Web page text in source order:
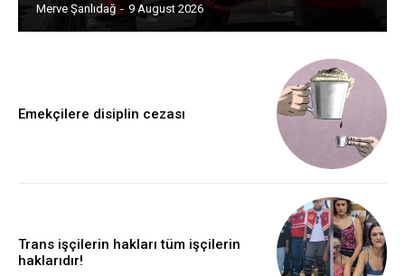
Merve Şanlıdağ - 9 August 2026
Emekçilere disiplin cezası
Trans işçilerin hakları tüm işçilerin
haklarıdır!